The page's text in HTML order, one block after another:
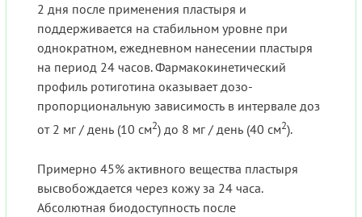
2 дня после применения пластыря и
поддерживается на стабильном уровне при
однократном, ежедневном нанесении пластыря
на период 24 часов. Фармакокинетический
профиль ротиготина оказывает дозо-
пропорциональную зависимость в интервале доз
от 2 мг / день (10 см2) до 8 мг / день (40 см2).
Примерно 45% активного вещества пластыря
высвобождается через кожу за 24 часа.
Абсолютная биодоступность после